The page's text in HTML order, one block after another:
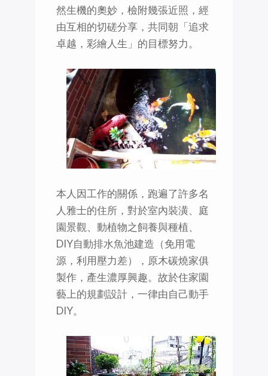
然生機的奧妙，檢附幾張近照，經
由互相的切磋分享，共同朝「追求
卓越，彩繪人生」的目標努力。
本人因工作的關係，跑遍了許多名
人雅士的住所，對於室內裝潢、庭
園景觀、動植物之飼養與種植、
DIY自動排水魚池建造（免用電
源，利用壓力差），原木碳燒家俱
製作，產生濃厚興趣。故於住家園
藝上的規劃設計，一律由自己動手
DIY。